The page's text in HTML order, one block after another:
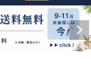
アイテムから探す
サイズで選ぶ →
シーンから探す
込む→
ご利用ガイド
実店舗・写真スタジオ